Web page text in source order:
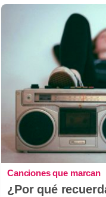
Canciones que marcan
¿Por qué